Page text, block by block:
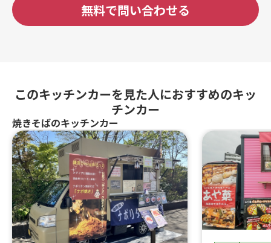
無料で問い合わせる
このキッチンカーを見た人におすすめのキッ
チンカー
焼きそばのキッチンカー